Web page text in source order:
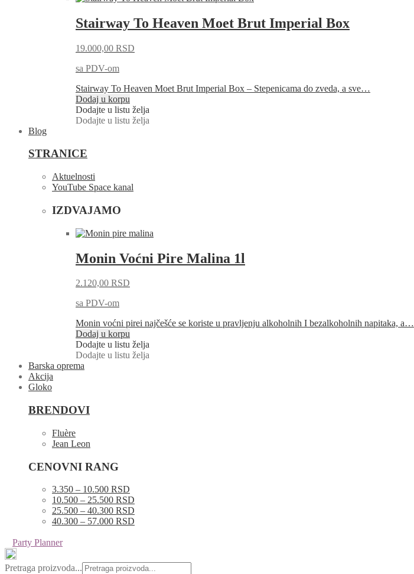
Stairway To Heaven Moet Brut Imperial Box
19.000,00 RSD
sa PDV-om
Stairway To Heaven Moet Brut Imperial Box – Stepenicama do zveda, a sve…
Dodaj u korpu
Dodajte u listu želja
Dodajte u listu želja
Blog
STRANICE
Aktuelnosti
YouTube Space kanal
IZDVAJAMO
Monin Voćni Pire Malina 1l
2.120,00 RSD
sa PDV-om
Monin voćni pirei najčešće se koriste u pravljenju alkoholnih I bezalkoholnih napitaka, a…
Dodaj u korpu
Dodajte u listu želja
Dodajte u listu želja
Barska oprema
Akcija
Gloko
BRENDOVI
Fluère
Jean Leon
CENOVNI RANG
3.350 – 10.500 RSD
10.500 – 25.500 RSD
25.500 – 40.300 RSD
40.300 – 57.000 RSD
Party Planner
Pretraga proizvoda...